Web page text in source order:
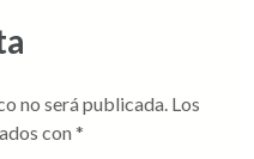
no será publicada. Los
con *